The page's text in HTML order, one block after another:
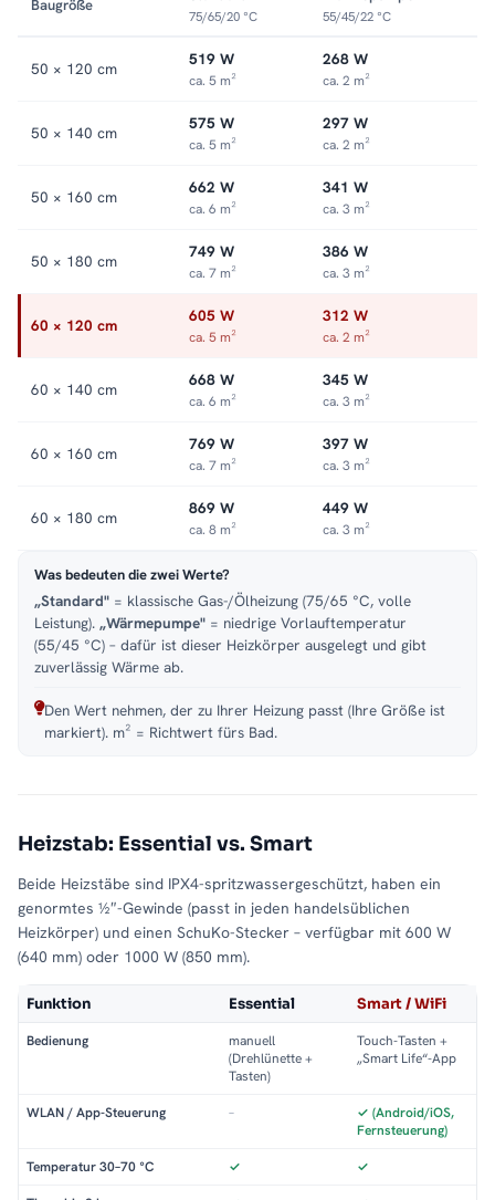
finden Sie in der KategorieMischbetrieb-Heizkörper.
Baugröße
75/65/20 °C 55/45/22 °C
50 × 120 cm 519 W
ca. 5 m²
268 W
ca. 2 m²
50 × 140 cm 575 W
ca. 5 m²
297 W
ca. 2 m²
50 × 160 cm 662 W
ca. 6 m²
341 W
ca. 3 m²
50 × 180 cm 749 W
ca. 7 m²
386 W
ca. 3 m²
60 × 120 cm 605 W
ca. 5 m²
312 W
ca. 2 m²
60 × 140 cm 668 W
ca. 6 m²
345 W
ca. 3 m²
60 × 160 cm 769 W
ca. 7 m²
397 W
ca. 3 m²
60 × 180 cm 869 W
ca. 8 m²
449 W
ca. 3 m²
Was bedeuten die zwei Werte?
„Standard" = klassische Gas-/Ölheizung (75/65 °C, volle
Leistung). „Wärmepumpe" = niedrige Vorlauftemperatur
(55/45 °C) – dafür ist dieser Heizkörper ausgelegt und gibt
zuverlässig Wärme ab.
Den Wert nehmen, der zu Ihrer Heizung passt (Ihre Größe ist
markiert). m² = Richtwert fürs Bad.
Heizstab: Essential vs. Smart
Beide Heizstäbe sind IPX4-spritzwassergeschützt, haben ein
genormtes ½″-Gewinde (passt in jeden handelsüblichen
Heizkörper) und einen SchuKo-Stecker – verfügbar mit 600 W
(640 mm) oder 1000 W (850 mm).
Funktion Essential Smart / WiFi
Bedienung
manuell
(Drehlünette +
Tasten)
Touch-Tasten +
„Smart Life“-App
WLAN / App-Steuerung –
✓ (Android/iOS,
Fernsteuerung)
Temperatur 30–70 °C ✓ ✓